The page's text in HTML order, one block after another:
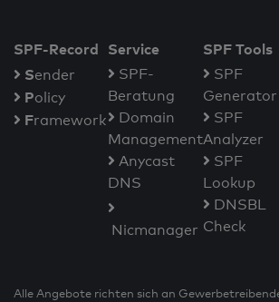
SPF-Record
Sender
Policy
Framework
Service
SPF-
Beratung
Domain
Management
Anycast
DNS
Nicmanager
SPF Tools
SPF
Generator
SPF
Analyzer
SPF
Lookup
DNSBL
Check
Alle Angebote richten sich an